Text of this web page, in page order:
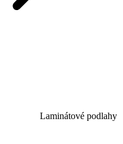
Laminátové podlahy